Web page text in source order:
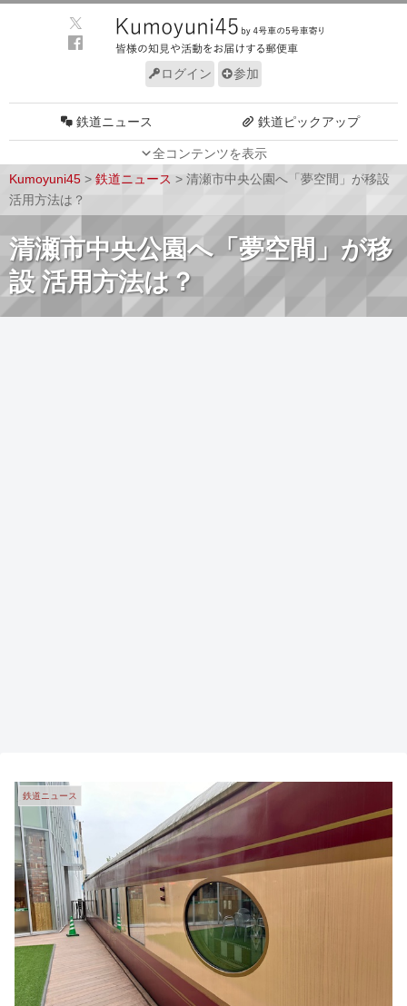
ログイン 参加
全コンテンツを表示
鉄道ニュース 鉄道ピックアップ
Kumoyuni45 > 鉄道ニュース > 清瀬市中央公園へ「夢空間」が移設
活用方法は？
清瀬市中央公園へ「夢空間」が移
設 活用方法は？
鉄道ニュース